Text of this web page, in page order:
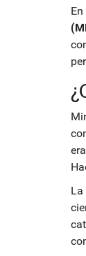
La